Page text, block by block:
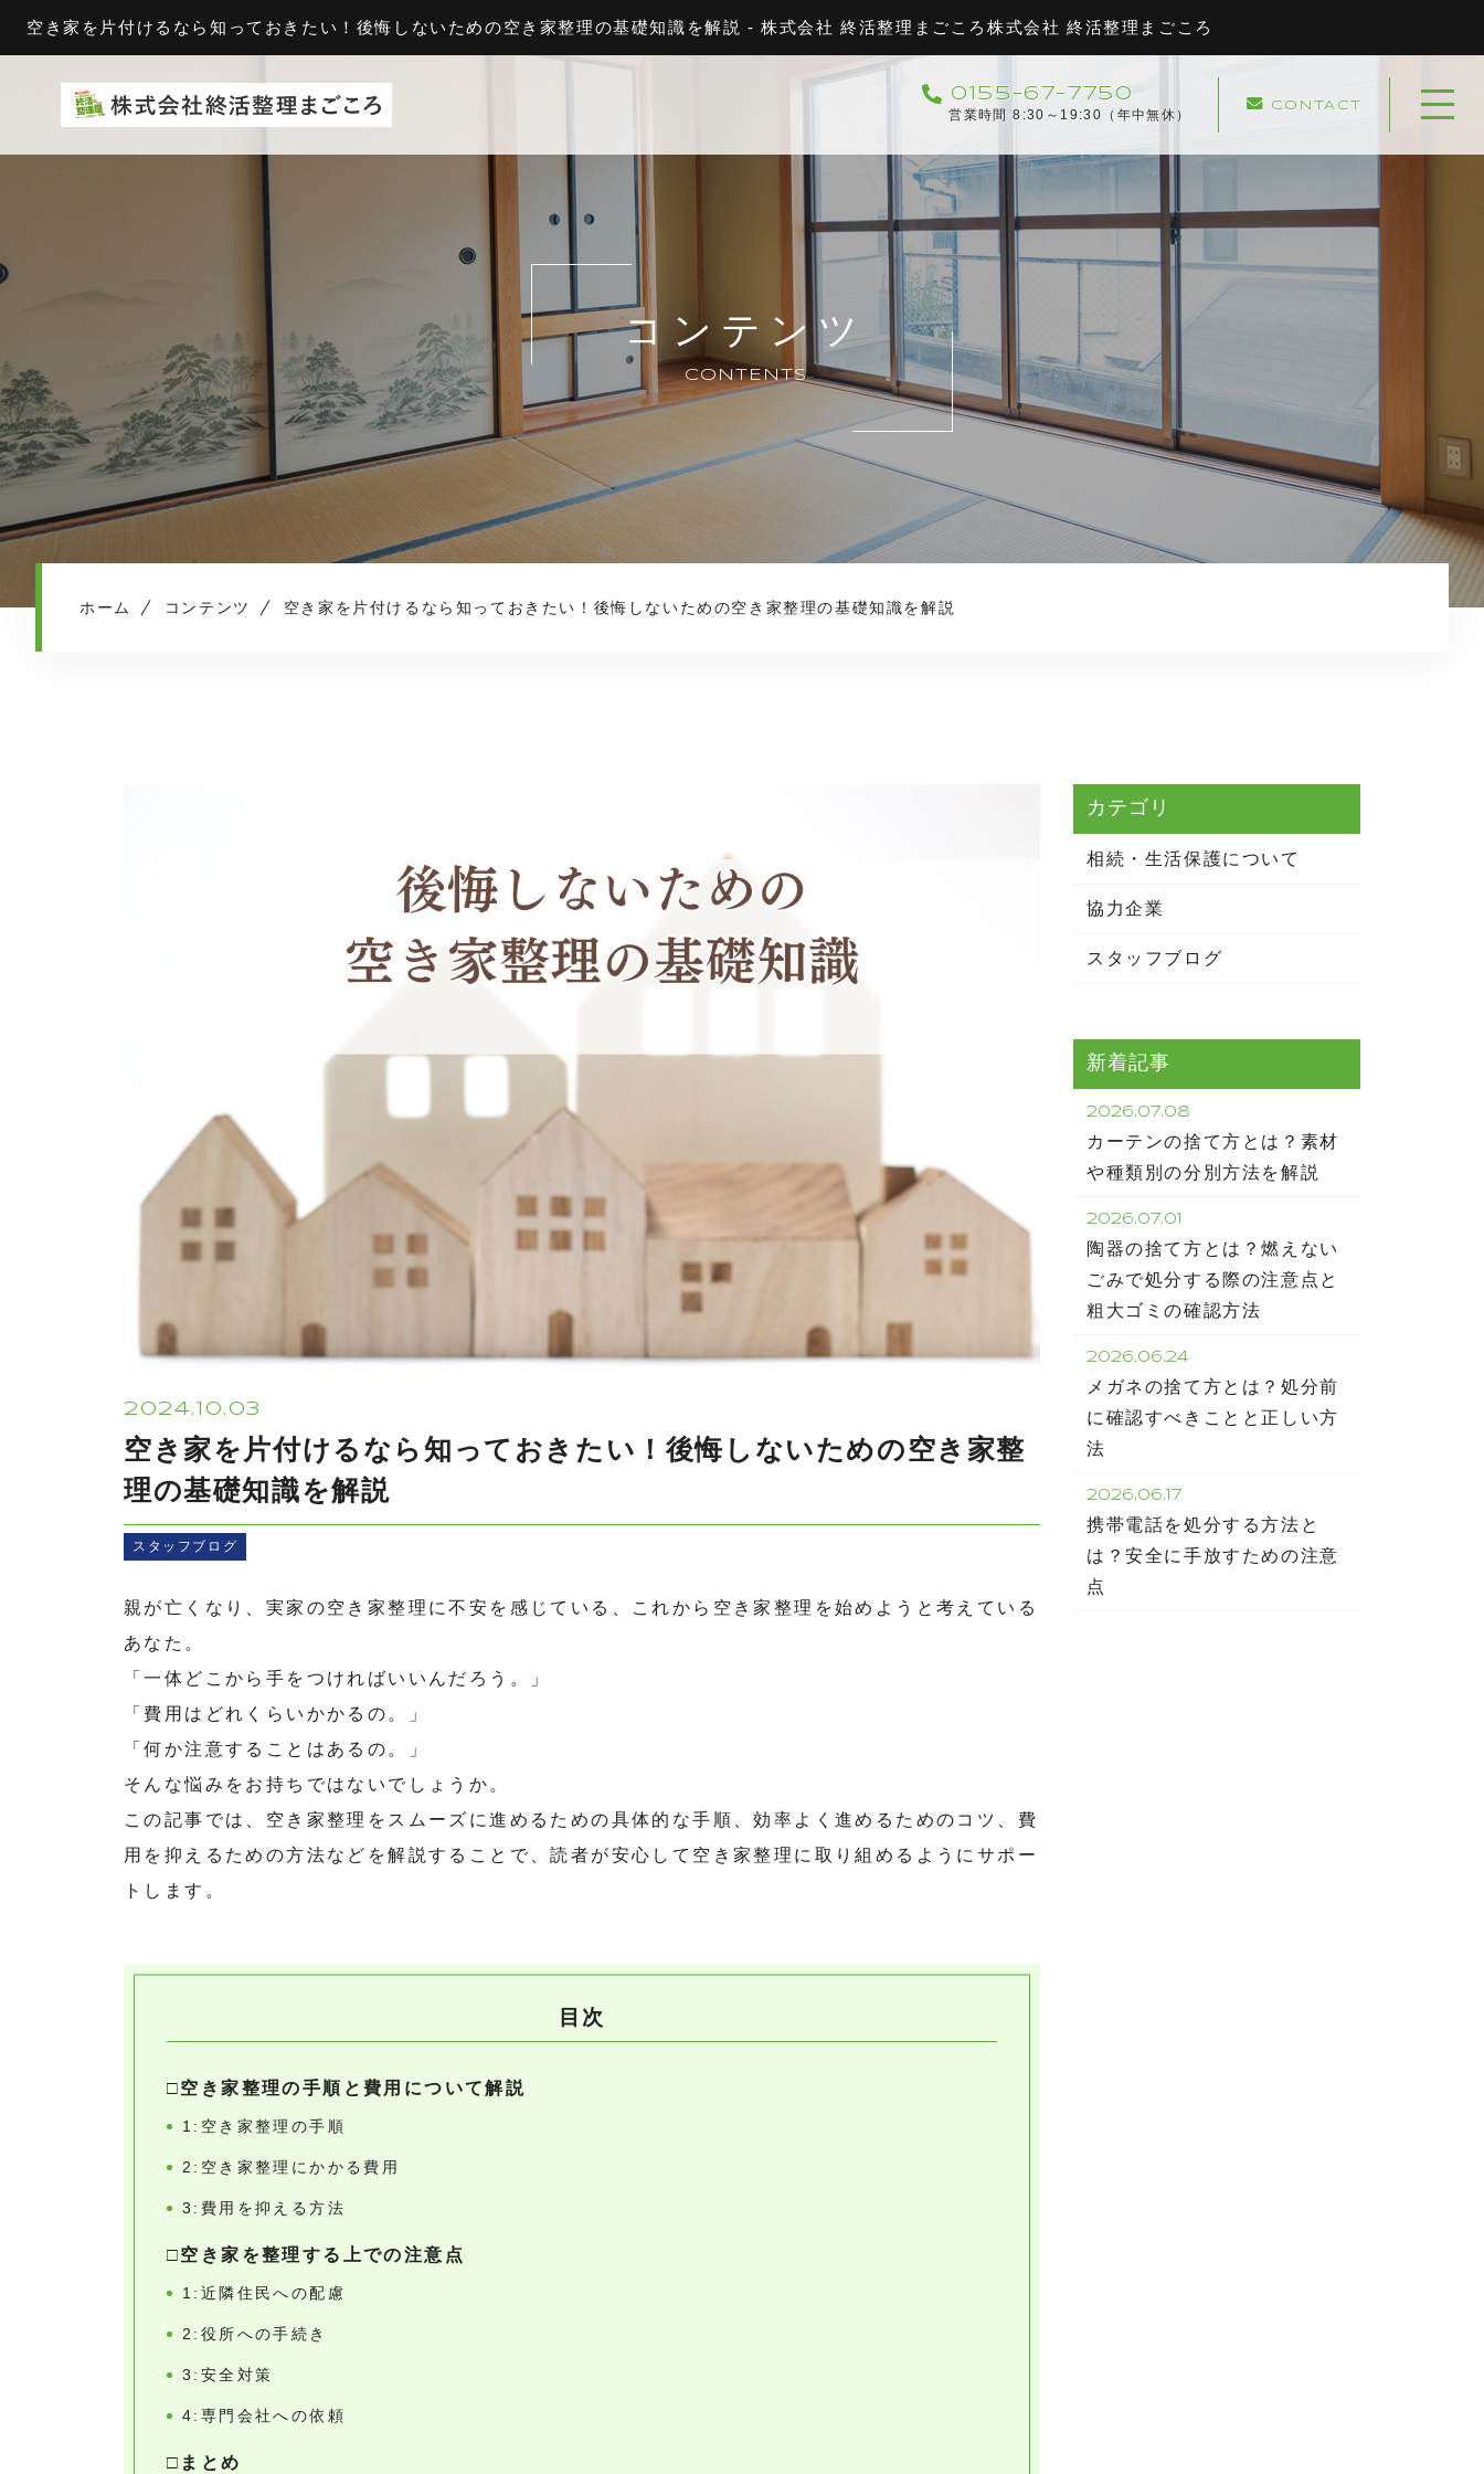
空き家を片付けるなら知っておきたい！後悔しないための空き家整理の基礎知識を解説 - 株式会社 終活整理まごころ株式会社 終活整理まごころ
0155-67-7750
営業時間 8:30～19:30（年中無休）
CONTACT
ホーム
協力企業
キャンペーン
サービスメニュー
サービスの流れ
よくある質問
相続・生活保護について
コンテンツ
CONTENTS
ホーム コンテンツ 空き家を片付けるなら知っておきたい！後悔しないための空き家整理の基礎知識を解説
2024.10.03
空き家を片付けるなら知っておきたい！後悔しないための空き家整
理の基礎知識を解説
スタッフブログ
親が亡くなり、実家の空き家整理に不安を感じている、これから空き家整理を始めようと考えている
あなた。
「一体どこから手をつければいいんだろう。」
「費用はどれくらいかかるの。」
「何か注意することはあるの。」
そんな悩みをお持ちではないでしょうか。
この記事では、空き家整理をスムーズに進めるための具体的な手順、効率よく進めるためのコツ、費
用を抑えるための方法などを解説することで、読者が安心して空き家整理に取り組めるようにサポー
トします。
目次
□空き家整理の手順と費用について解説
1:空き家整理の手順
2:空き家整理にかかる費用
3:費用を抑える方法
□空き家を整理する上での注意点
1:近隣住民への配慮
2:役所への手続き
3:安全対策
4:専門会社への依頼
□まとめ
カテゴリ
相続・生活保護について
協力企業
スタッフブログ
新着記事
2026.07.08
カーテンの捨て方とは？素材
や種類別の分別方法を解説
2026.07.01
陶器の捨て方とは？燃えない
ごみで処分する際の注意点と
粗大ゴミの確認方法
2026.06.24
メガネの捨て方とは？処分前
に確認すべきことと正しい方
法
2026.06.17
携帯電話を処分する方法と
は？安全に手放すための注意
点